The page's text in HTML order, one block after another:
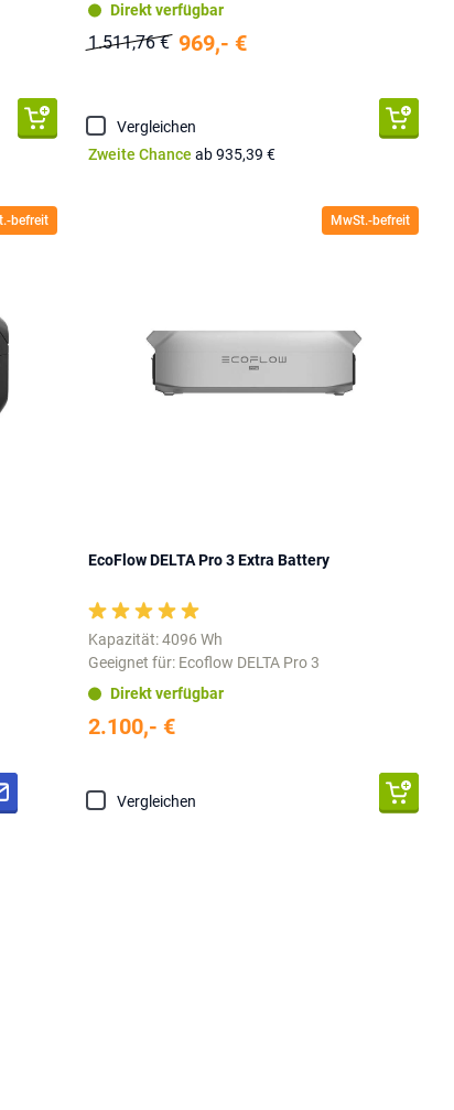
Direkt verfügbar
1.511,76 € 969,- €
Vergleichen
Zweite Chance ab 935,39 €
befreit MwSt.-befreit
EcoFlow DELTA Pro 3 Extra Battery
Kapazität: 4096 Wh
Geeignet für: Ecoflow DELTA Pro 3
Direkt verfügbar
2.100,- €
Vergleichen